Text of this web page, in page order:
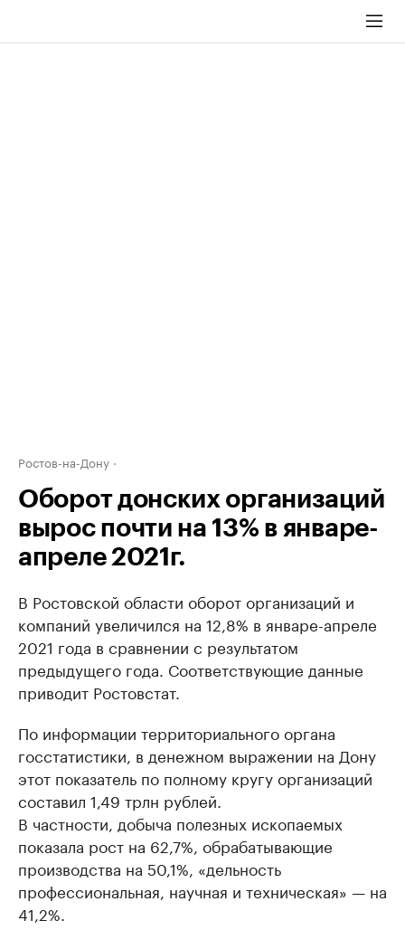
Ростов-на-Дону
Оборот донских организаций
вырос почти на 13% в январе-
апреле 2021г.
В Ростовской области оборот организаций и
компаний увеличился на 12,8% в январе-апреле
2021 года в сравнении с результатом
предыдущего года. Соответствующие данные
приводит Ростовстат.
По информации территориального органа
госстатистики, в денежном выражении на Дону
этот показатель по полному кругу организаций
составил 1,49 трлн рублей.
В частности, добыча полезных ископаемых
показала рост на 62,7%, обрабатывающие
производства на 50,1%, «дельность
профессиональная, научная и техническая» — на
41,2%.